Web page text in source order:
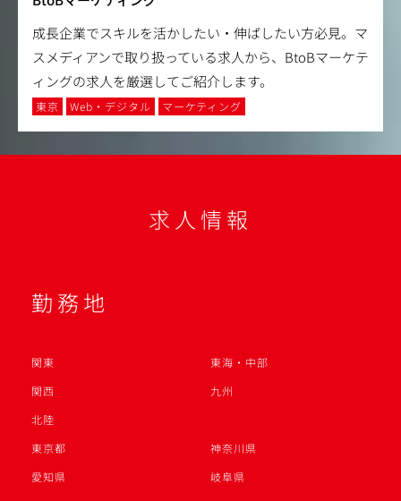
成長企業でスキルを活かしたい・伸ばしたい方必見。マ
スメディアンで取り扱っている求人から、BtoBマーケテ
ィングの求人を厳選してご紹介します。
東京 Web・デジタル マーケティング
求人情報
勤務地
関東
東海・中部
関西
九州
北陸
東京都
神奈川県
愛知県
岐阜県